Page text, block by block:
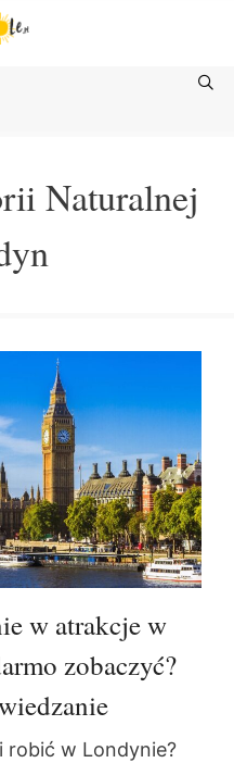
Naturalnej
w atrakcje w
zobaczyć?
robić w Londynie?